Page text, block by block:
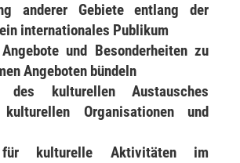
anderer Gebiete entlang der
internationales Publikum
und Besonderheiten zu
Angeboten bündeln
des kulturellen Austausches
Organisationen und
für kulturelle Aktivitäten im